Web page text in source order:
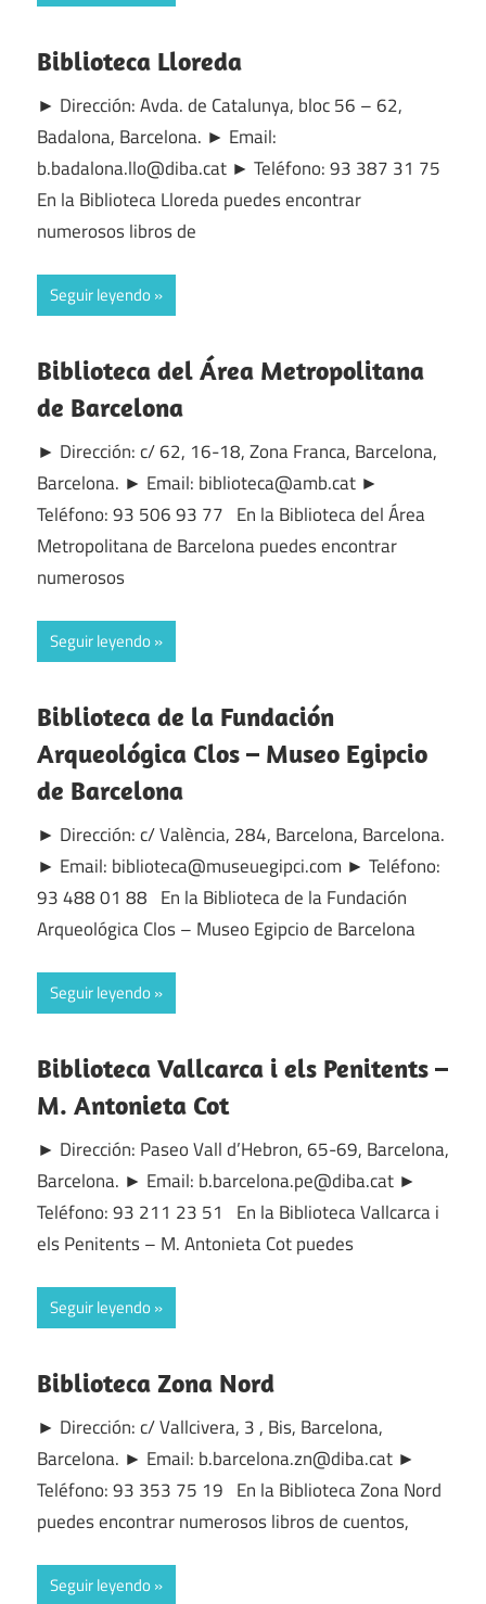
Biblioteca Lloreda
► Dirección: Avda. de Catalunya, bloc 56 – 62,
Badalona, Barcelona. ► Email:
b.badalona.llo@diba.cat ► Teléfono: 93 387 31 75
En la Biblioteca Lloreda puedes encontrar
numerosos libros de
Seguir leyendo
Biblioteca del Área Metropolitana
de Barcelona
► Dirección: c/ 62, 16-18, Zona Franca, Barcelona,
Barcelona. ► Email: biblioteca@amb.cat ►
Teléfono: 93 506 93 77 En la Biblioteca del Área
Metropolitana de Barcelona puedes encontrar
numerosos
Seguir leyendo
Biblioteca de la Fundación
Arqueológica Clos – Museo Egipcio
de Barcelona
► Dirección: c/ València, 284, Barcelona, Barcelona.
► Email: biblioteca@museuegipci.com ► Teléfono:
93 488 01 88 En la Biblioteca de la Fundación
Arqueológica Clos – Museo Egipcio de Barcelona
Seguir leyendo
Biblioteca Vallcarca i els Penitents –
M. Antonieta Cot
► Dirección: Paseo Vall d’Hebron, 65-69, Barcelona,
Barcelona. ► Email: b.barcelona.pe@diba.cat ►
Teléfono: 93 211 23 51 En la Biblioteca Vallcarca i
els Penitents – M. Antonieta Cot puedes
Seguir leyendo
Biblioteca Zona Nord
► Dirección: c/ Vallcivera, 3 , Bis, Barcelona,
Barcelona. ► Email: b.barcelona.zn@diba.cat ►
Teléfono: 93 353 75 19 En la Biblioteca Zona Nord
puedes encontrar numerosos libros de cuentos,
Seguir leyendo